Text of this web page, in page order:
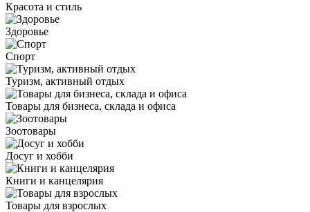
Красота и стиль
Здоровье
Спорт
Туризм, активный отдых
Товары для бизнеса, склада и офиса
Зоотовары
Досуг и хобби
Книги и канцелярия
Товары для взрослых